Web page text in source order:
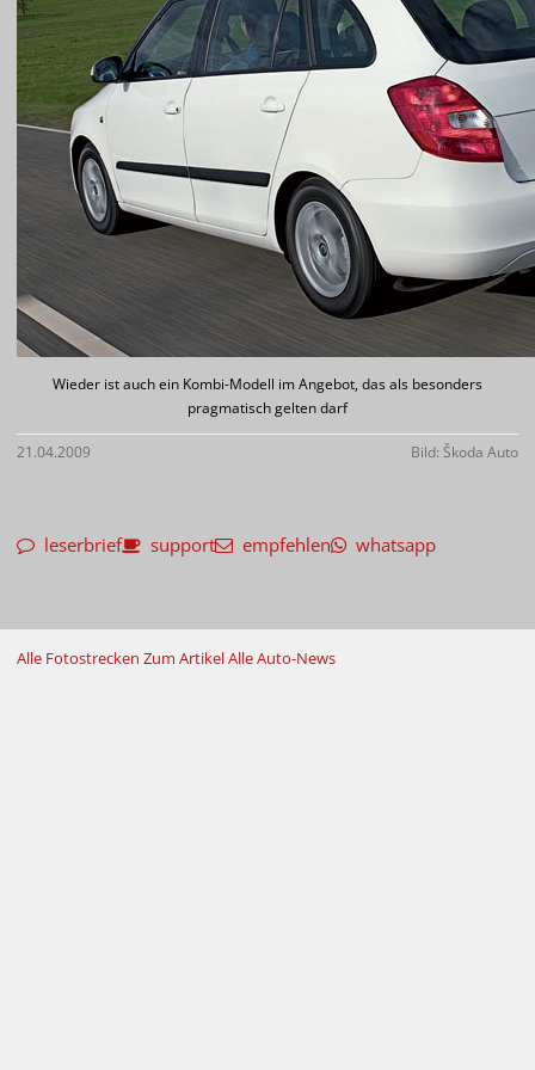
Wieder ist auch ein Kombi-Modell im Angebot, das als besonders
pragmatisch gelten darf
21.04.2009 Bild: Škoda Auto
leserbrief support empfehlen whatsapp
Alle Fotostrecken Zum ArtikelAlle Auto-News